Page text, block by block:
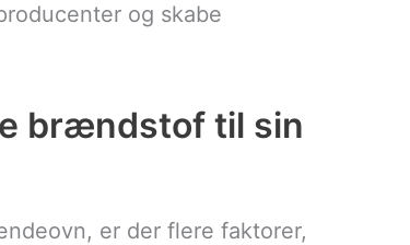
og skabe
brændstof til sin
er der flere faktorer,